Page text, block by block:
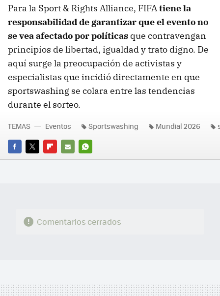
Para la Sport & Rights Alliance, FIFAtiene la
responsabilidad de garantizar que el evento no
se vea afectado por políticas que contravengan
principios de libertad, igualdad y trato digno. De
aquí surge la preocupación de activistas y
especialistas que incidió directamente en que
sportswashing se colara entre las tendencias
durante el sorteo.
FACEBOOK
TWITTERFLIPBOARD
E-
WHATSAPP
TEMAS Eventos Sportswashing Mundial 2026
Comentarios cerrados